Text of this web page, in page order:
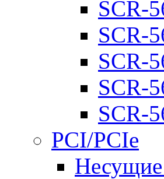
SCR-
SCR-
SCR-
SCR-
SCR-
PCI/PCIe